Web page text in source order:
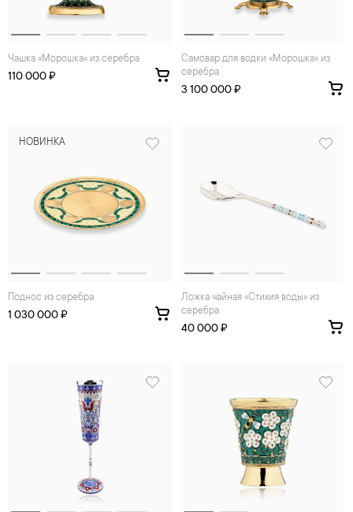
Чашка «Морошка» из серебра
110 000 ₽
Самовар для водки «Морошка» из
серебра
3 100 000 ₽
НОВИНКА
Поднос из серебра
1 030 000 ₽
Ложка чайная «Стихия воды» из
серебра
40 000 ₽